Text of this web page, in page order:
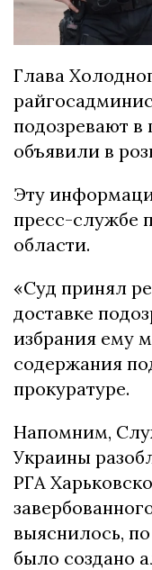
Глава
подозревают в
объявили в
Эту
пресс-службе
области.
«Суд принял
доставке
избрания ему
содержания
прокуратуре.
Напомним,
Украины
РГА
выяснилось,
было создано